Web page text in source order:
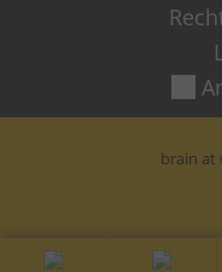
brain at